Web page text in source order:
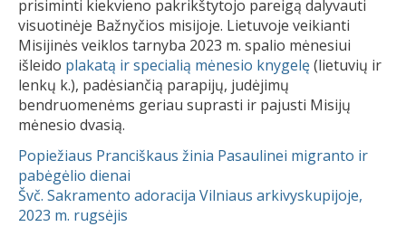
prisiminti kiekvieno pakrikštytojo pareigą dalyvauti
visuotinėje Bažnyčios misijoje. Lietuvoje veikianti
Misijinės veiklos tarnyba 2023 m. spalio mėnesiui
išleido plakatą ir specialią mėnesio knygelę(lietuvių ir
lenkų k.), padėsiančią parapijų, judėjimų
bendruomenėms geriau suprasti ir pajusti Misijų
mėnesio dvasią.
Popiežiaus Pranciškaus žinia Pasaulinei migranto ir
pabėgėlio dienai
Švč. Sakramento adoracija Vilniaus arkivyskupijoje,
2023 m. rugsėjis